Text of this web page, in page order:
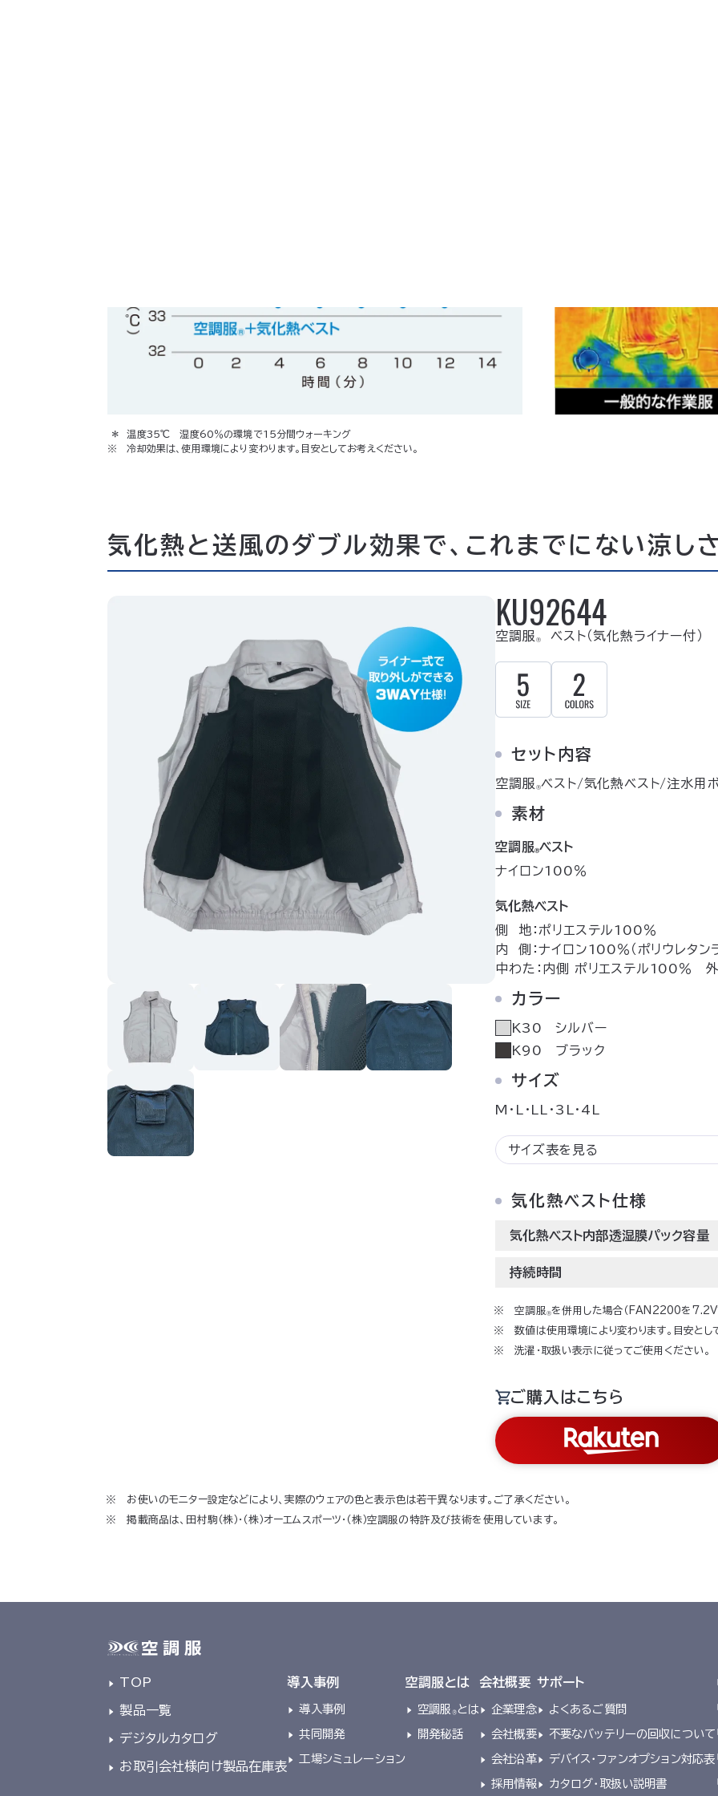
温度35℃ 湿度60％の環境で15分間ウォーキング
冷却効果は、使用環境により変わります。目安としてお考えください。
気化熱と送風のダブル効果で、これまでにない涼し
KU92644
空調服 Ⓡ ベスト（気化熱ライナー付）
セット内容
空調服 Ⓡベスト/気化熱ベスト/注水用
素材
空調服Ⓡベスト
ナイロン100％
気化熱ベスト
側 地：ポリエステル100％
内 側：ナイロン100％（ポリウレタン
中わた：内側 ポリエステル100％
カラー
K30 シルバー
K90 ブラック
サイズ
M･L･LL･3L･4L
サイズ表を見る
気化熱ベスト仕様
気化熱ベスト内部透湿膜パック容量
持続時間
空調服Ⓡを併用した場合（FAN2200を7.2V
数値は使用環境により変わります。目安とし
洗濯･取扱い表示に従ってご使用ください。
ご購入はこちら
お使いのモニター設定などにより、実際のウェアの色と表示色は若干異なります。ご了承ください。
掲載商品は、田村駒（株）･（株）オーエムスポーツ･（株）空調服の特許及び技術を使用しています。
TOP
製品一覧
デジタルカタログ
お取引会社様向け製品在庫表
導入事例
導入事例
共同開発
工場シミュレーション
空調服とは
空調服 ®とは
開発秘話
会社概要
企業理念
会社概要
会社沿革
採用情報
サポート
よくあるご質問
不要なバッテリーの回収について
デバイス・ファンオプション対応表
カタログ・取扱い説明書